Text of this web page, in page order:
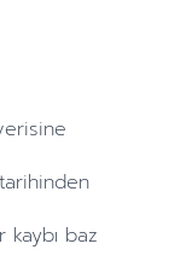
kaybı baz